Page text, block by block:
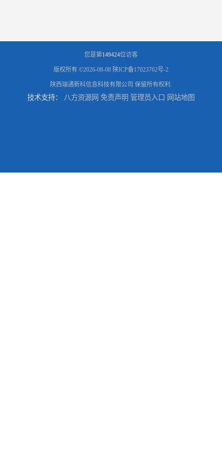
您是第149424位访客
版权所有 ©2026-08-08 陕ICP备17023762号-2
陕西瑞通新科信息科技有限公司 保留所有权利.
技术支持： 八方资源网 免责声明 管理员入口 网站地图